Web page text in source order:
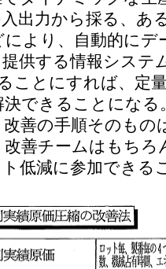
出力から採る、あ
より、自動的にデ
供する情報システ
ことにすれば、定
できることにな
善の手順そのも
善チームはもちろ
低減に参加できる